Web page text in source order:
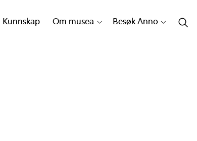
Kunnskap Om musea Besøk Anno